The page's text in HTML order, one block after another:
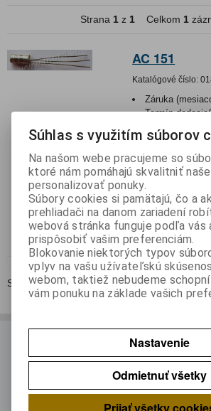
Strana 1 z 1 Celkom 1
AC 151
Katalógové číslo:
Záruka
Termín
Hmotnosť:
Hmotnosť
Tranzistor PNP
2,32
ks
Strana1z1Celkom 1záznamov
ODBER NOVINIEK
Prihláste sa k odberu noviniek
Súhlas s využitím súborov
Na našom webe pracujeme so
ktoré nám pomáhajú skvalitniť
personalizovať ponuky.
Súbory cookies si pamätajú, čo a
prehliadači na danom zariadení
webová stránka funguje podľa vás
prispôsobiť vašim preferenciám.
Blokovanie niektorých typov
vplyv na vašu užívateľskú
webom, taktiež nebudeme
vám ponuku na základe vašich
Nastavenie
Odmietnuť všetky
Prijať všetky